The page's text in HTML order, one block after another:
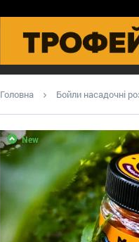
Головна Бойли насадочні
New